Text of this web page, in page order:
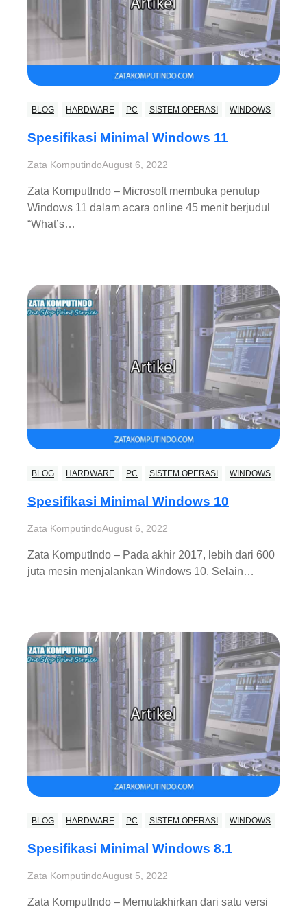
BLOG HARDWARE PC SISTEM OPERASI WINDOWS
Spesifikasi Minimal Windows 11
Zata KomputindoAugust 6, 2022
Zata KomputIndo – Microsoft membuka penutup
Windows 11 dalam acara online 45 menit berjudul
“What’s…
BLOG HARDWARE PC SISTEM OPERASI WINDOWS
Spesifikasi Minimal Windows 10
Zata KomputindoAugust 6, 2022
Zata KomputIndo – Pada akhir 2017, lebih dari 600
juta mesin menjalankan Windows 10. Selain…
BLOG HARDWARE PC SISTEM OPERASI WINDOWS
Spesifikasi Minimal Windows 8.1
Zata KomputindoAugust 5, 2022
Zata KomputIndo – Memutakhirkan dari satu versi